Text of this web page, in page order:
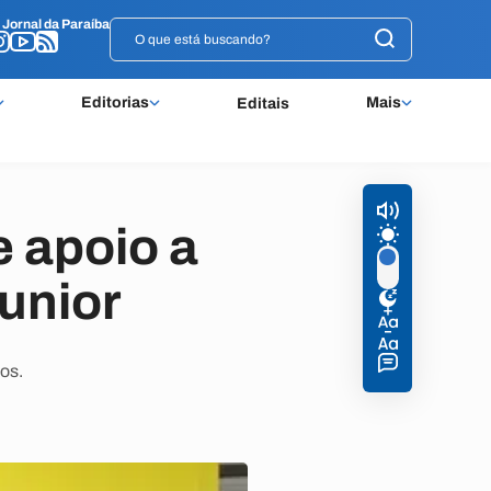
Jornal da Paraíba
Editorias Editais Mais
Jornal da Paraíba
apoio a